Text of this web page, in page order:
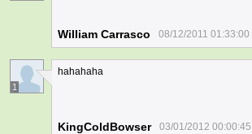
William Carrasco 08/12/2011 01:33:00
1
hahahaha
KingColdBowser 03/01/2012 00:00:45